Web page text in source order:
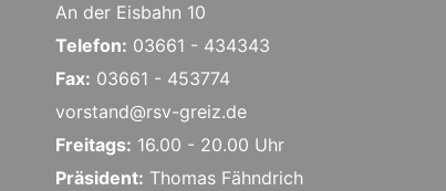
An der Eisbahn 10
Telefon: 03661 - 434343
Fax: 03661 - 453774
vorstand@rsv-greiz.de
Freitags: 16.00 - 20.00 Uhr
Präsident: Thomas Fähndrich